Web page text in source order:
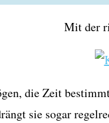
Mit der
die Zeit
sie sogar